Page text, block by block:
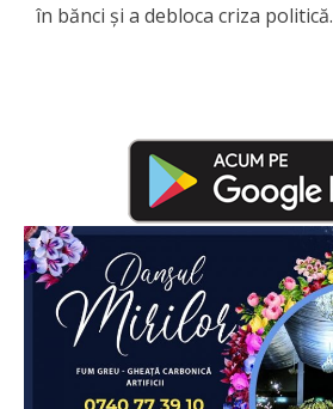
în bănci și a debloca criza politică.